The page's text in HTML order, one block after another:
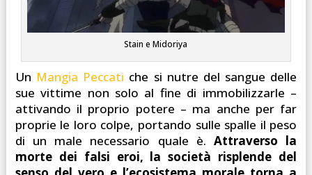
Stain e Midoriya
Un Mangia Peccati che si nutre del sangue delle
sue vittime non solo al fine di immobilizzarle –
attivando il proprio potere – ma anche per far
proprie le loro colpe, portando sulle spalle il peso
di un male necessario quale è. Attraverso la
morte dei falsi eroi, la società risplende del